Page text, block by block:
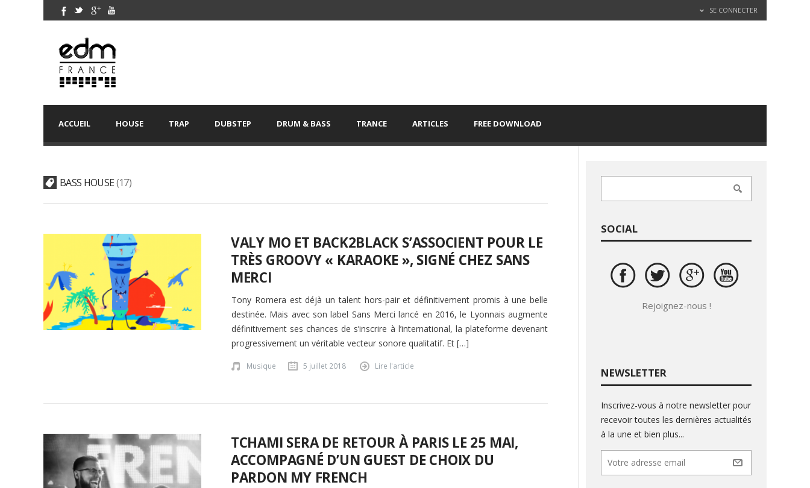
SE CONNECTER
ACCUEIL HOUSE TRAP DUBSTEP DRUM & BASS TRANCE ARTICLES FREE DOWNLOAD
BASS HOUSE 17
VALY MO ET BACK2BLACK S’ASSOCIENT POUR LE
TRÈS GROOVY « KARAOKE », SIGNÉ CHEZ SANS
MERCI
Tony Romera est déjà un talent hors-pair et définitivement promis à une belle
destinée. Mais avec son label Sans Merci lancé en 2016, le Lyonnais augmente
définitivement ses chances de s’inscrire à l’international, la plateforme devenant
progressivement un véritable vecteur sonore qualitatif. Et […]
Musique 5 juillet 2018 Lire l'article
TCHAMI SERA DE RETOUR À PARIS LE 25 MAI,
ACCOMPAGNÉ D’UN GUEST DE CHOIX DU
PARDON MY FRENCH
SOCIAL
Rejoignez-nous !
NEWSLETTER
Inscrivez-vous à notre newsletter pour
recevoir toutes les dernières actualités
à la une et bien plus...